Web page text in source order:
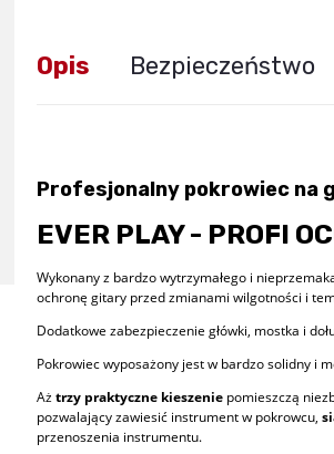
Opis Bezpieczeństwo
Profesjonalny pokrowiec na
EVER PLAY - PROFI
Wykonany z bardzo wytrzymałego i
ochronę gitary przed zmianami wilgotności i
Dodatkowe zabezpieczenie główki, mostka i
Pokrowiec wyposażony jest w bardzo solidny i
Ażtrzy praktyczne kieszenie pomieszczą
pozwalający zawiesić instrument w pokrowcu,
przenoszenia instrumentu.